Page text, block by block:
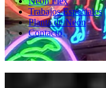
Trabajos Especiales
Planta de Neón
Contacto